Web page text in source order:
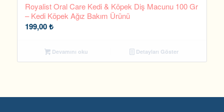
Royalist Oral Care Kedi & Köpek Diş Macunu 100 Gr
– Kedi Köpek Ağız Bakım Ürünü
199,00₺
Devamını oku Detayları Göster